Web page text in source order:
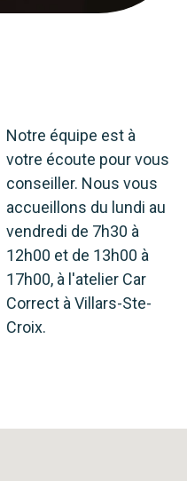
Notre équipe est à
votre écoute pour vous
conseiller. Nous vous
accueillons du lundi au
vendredi de 7h30 à
12h00 et de 13h00 à
17h00, à l'atelier Car
Correct à Villars-Ste-
Croix.